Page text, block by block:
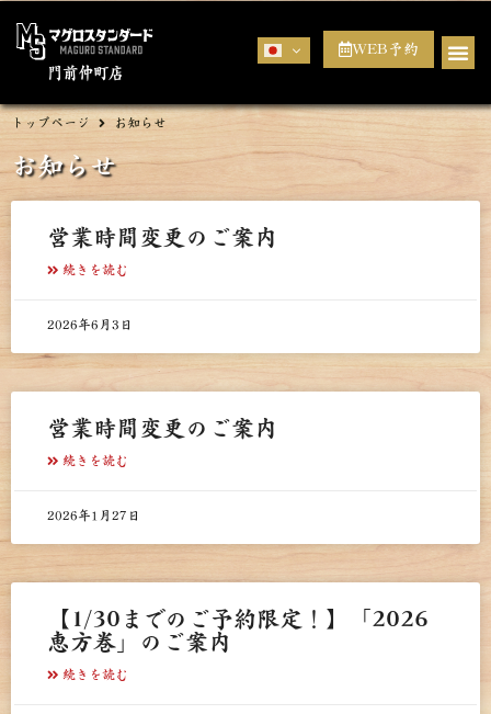
門前仲町店
WEB予約
トップページ お知らせ
お知らせ
営業時間変更のご案内
続きを読む
2026年6月3日
営業時間変更のご案内
続きを読む
2026年1月27日
【1/30までのご予約限定！】「2026
恵方巻」のご案内
続きを読む